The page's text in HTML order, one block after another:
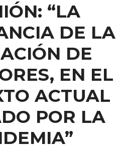
“LA
DE LA
DE
EN EL
ACTUAL
POR LA